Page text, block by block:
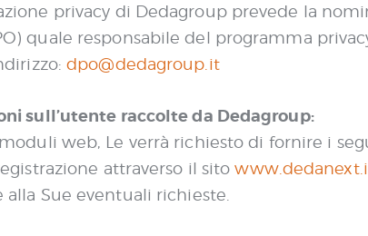
privacy di Dedagroup prevede la
quale responsabile del programma
dpo@dedagroup.it
sull’utente raccolte da Dedagroup:
web, Le verrà richiesto di fornire i
attraverso il sito
alla Sue eventuali richieste.